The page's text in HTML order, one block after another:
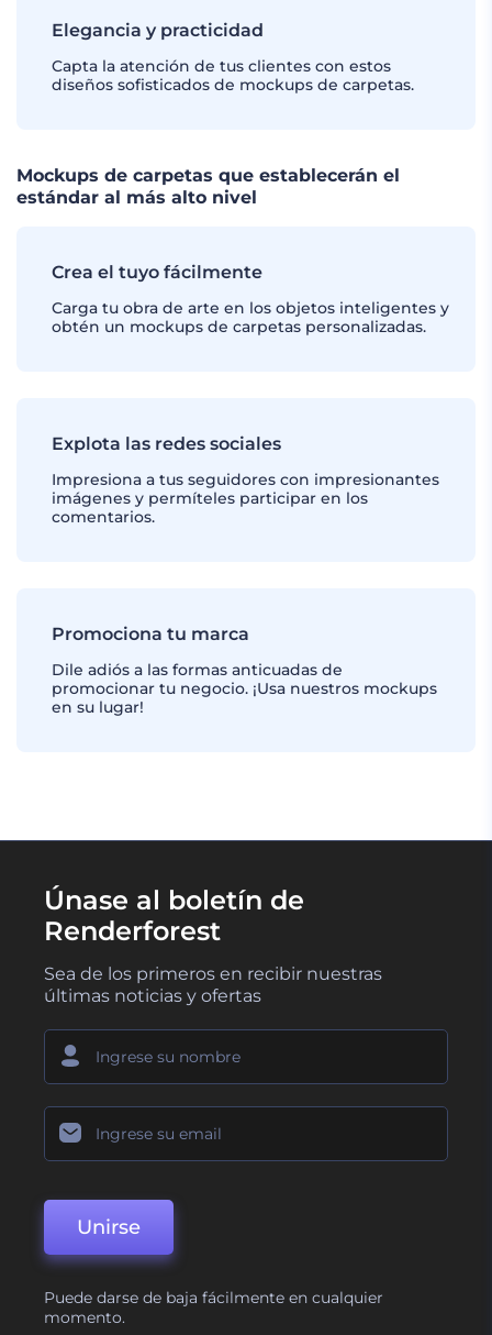
Elegancia y practicidad
Capta la atención de tus clientes con estos
diseños sofisticados de mockups de carpetas.
Mockups de carpetas que establecerán el
estándar al más alto nivel
Crea el tuyo fácilmente
Carga tu obra de arte en los objetos inteligentes y
obtén un mockups de carpetas personalizadas.
Explota las redes sociales
Impresiona a tus seguidores con impresionantes
imágenes y permíteles participar en los
comentarios.
Promociona tu marca
Dile adiós a las formas anticuadas de
promocionar tu negocio. ¡Usa nuestros mockups
en su lugar!
Únase al boletín de
Renderforest
Sea de los primeros en recibir nuestras
últimas noticias y ofertas
Unirse
Puede darse de baja fácilmente en cualquier
momento.